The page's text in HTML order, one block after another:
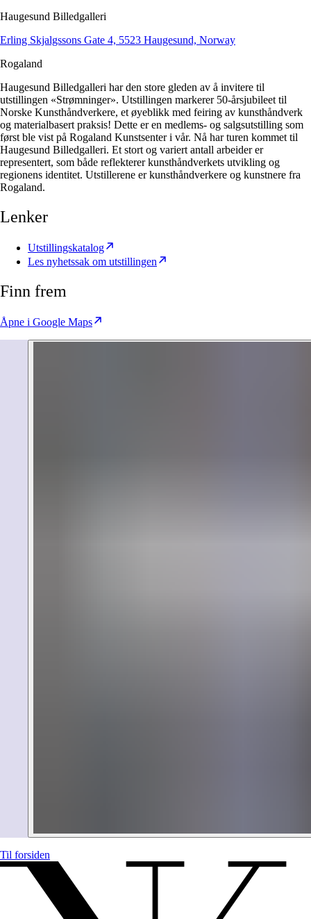
Haugesund Billedgalleri
Erling Skjalgssons Gate 4, 5523 Haugesund, Norway
Rogaland
Haugesund Billedgalleri har den store gleden av å invitere til
utstillingen «Strømninger». Utstillingen markerer 50-årsjubileet til
Norske Kunsthåndverkere, et øyeblikk med feiring av kunsthåndverk
og materialbasert praksis! Dette er en medlems- og salgsutstilling som
først ble vist på Rogaland Kunstsenter i vår. Nå har turen kommet til
Haugesund Billedgalleri. Et stort og variert antall arbeider er
representert, som både reflekterer kunsthåndverkets utvikling og
regionens identitet. Utstillerene er kunsthåndverkere og kunstnere fra
Rogaland.
Lenker
Utstillingskatalog
Les nyhetssak om utstillingen
Finn frem
Åpne i Google Maps
Til forsiden